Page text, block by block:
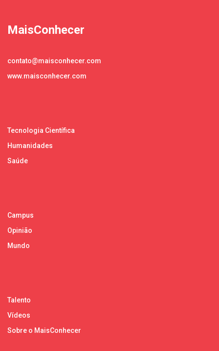
MaisConhecer
contato@maisconhecer.com
www.maisconhecer.com
Tecnologia Científica
Humanidades
Saúde
Campus
Opinião
Mundo
Talento
Vídeos
Sobre o MaisConhecer